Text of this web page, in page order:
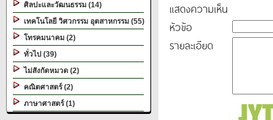
ศิลปะและวัฒนธรรม (14)
เทคโนโลยี วิศวกรรม อุตสาหกรรม (55)
โทรคมนาคม (2)
ทั่วไป (39)
ไม่สังกัดหมวด (2)
คณิตศาสตร์ (2)
ภาษาศาสตร์ (1)
แสดงความเห็น
หัวข้อ
รายละเอียด